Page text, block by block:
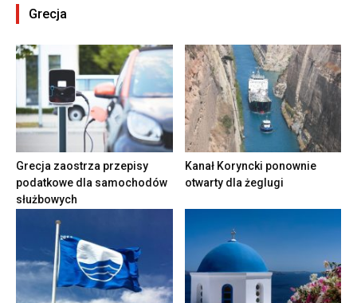
Grecja
Grecja zaostrza przepisy
podatkowe dla samochodów
służbowych
Kanał Koryncki ponownie
otwarty dla żeglugi